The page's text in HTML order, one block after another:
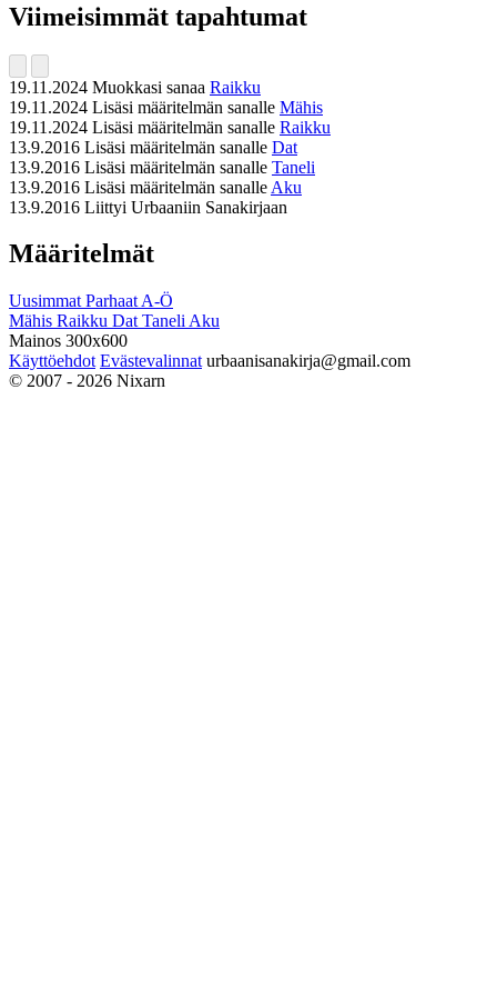
Viimeisimmät tapahtumat
19.11.2024 Muokkasi sanaa Raikku
19.11.2024 Lisäsi määritelmän sanalle Mähis
19.11.2024 Lisäsi määritelmän sanalle Raikku
13.9.2016 Lisäsi määritelmän sanalle Dat
13.9.2016 Lisäsi määritelmän sanalle Taneli
13.9.2016 Lisäsi määritelmän sanalle Aku
13.9.2016 Liittyi Urbaaniin Sanakirjaan
Määritelmät
Uusimmat Parhaat A-Ö
Mähis Raikku Dat Taneli Aku
Mainos 300x600
Käyttöehdot Evästevalinnat urbaanisanakirja@gmail.com
© 2007 - 2026 Nixarn